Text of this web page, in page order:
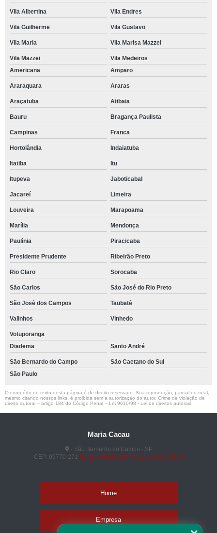
Vila Albertina Vila Endres
Vila Guilherme Vila Gustavo
Vila Maria Vila Marisa Mazzei
Vila Mazzei
Vila Medeiros
Americana
Amparo
Araraquara Araras
Araçatuba Atibaia
Bauru Bragança Paulista
Campinas Franca
Hortolândia Indaiatuba
Itatiba Itu
Itupeva Jaboticabal
Jacareí Limeira
Louveira Marapoama
Marília Mendonça
Paulínia Piracicaba
Presidente Prudente Ribeirão Preto
Rio Claro Sorocaba
São Carlos São José do Rio Preto
São José dos Campos Taubaté
Valinhos Vinhedo
Votuporanga
Diadema
Santo André
São Bernardo do Campo
São Caetano do Sul
São Paulo
O conteúdo do texto desta página é de direito reservado. Sua reprodução, parcial ou total,
mesmo citando nossos links, é proibida sem a autorização do autor. Crime de violação de
direito autoral – artigo 184 do Código Penal – Lei 9610/98 - Lei de direitos autorais
Maria Cacau
- São Bernardo do Campo - SP
CEP: 09770-271
(11) 96325-5604 (11) 96325-5604
Home
Empresa